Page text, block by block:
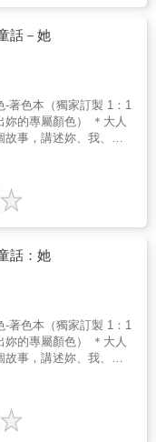
大雄偉的峽谷、看不見
的牛群......充滿感情
州的駐村之旅，構築
路上，有風景、有動
衝撞、有奇遇。在這
了創作的熱情與率真
in the blue water.I
suit with a coloring
are some dirty
；創作，在路上。本書
美大地的綿延寬闊。
正冊採插畫和短文並呈
圖、45篇短文，分為三
，代表在聖塔菲生活的
在聖塔菲生活當下的
，裝在信封內。童趣
上古拙樸實的彩色插
日記般，接收到作者當
輯「九月」，從長途
，以及駐村所在地的風
「阿布奎基有很多來
選擇來到這裡，是因
道。」——〈六號旅店
藍屋中庭，仰望天空，
對於創作者的準備與鼓
習，才有可能真正進入
好創作者的準備：怎
潮、如何協調創作與
發展短篇各有不同的方
同的創作方法，全部提
向右走》、《地下
電影院》、《忽遠忽
午》與《我不是完美小
，像是如何與編輯工
出書後怎麼面對評
病而開
作變成日常要面對的
攤開空白畫紙把作品
成故事，不斷推翻自
故事和自己的人生與
作技巧和心法，毫無
想創作繪本的人提供
注於作品，同時也為喜
觀看創作的窗口。 盧
就是這個原
、死而後已的情懷；
宙，青春及愛，終於
親愛的讀者及感動伴
這
幽默、創意，加上精
的劇情，日常生活配
作用，期望帶給讀者
畫書大
顧草廬等歷史事件來個
，三國人物穿越時
、呃Like、打麻雀、
二次創作大
邊笑！
話－她
-著色本（獨家訂製 1：1
專屬顏色） ＊大人
事，講述妳、我、她
森林，她朝森林走去。
錯過就不再重來的一期
時孤
就算很累也要
、關心自己的人， 還有珍貴的初衷。
話：她
-著色本（獨家訂製 1：1
專屬顏色） ＊大人
故事，講述妳、我、她
森林，她朝森林走去。